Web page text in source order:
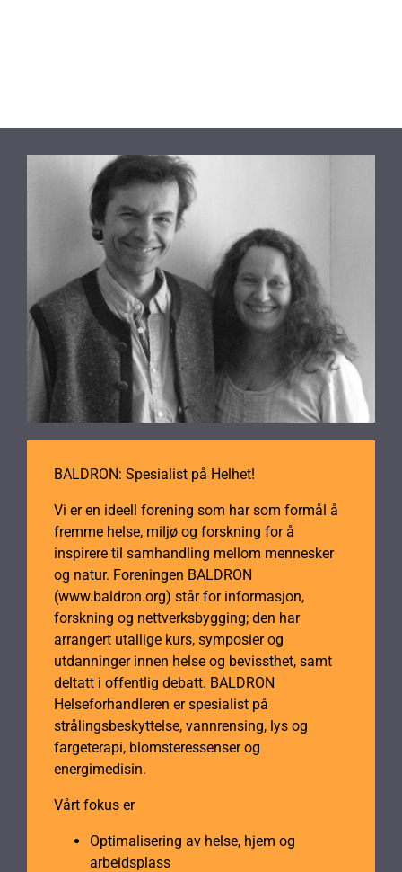
BALDRON: Spesialist på Helhet!
Vi er en ideell forening som har som formål å
fremme helse, miljø og forskning for å
inspirere til samhandling mellom mennesker
og natur. Foreningen BALDRON
(www.baldron.org) står for informasjon,
forskning og nettverksbygging; den har
arrangert utallige kurs, symposier og
utdanninger innen helse og bevissthet, samt
deltatt i offentlig debatt. BALDRON
Helseforhandleren er spesialist på
strålingsbeskyttelse, vannrensing, lys og
fargeterapi, blomsteressenser og
energimedisin.
Vårt fokus er
Optimalisering av helse, hjem og
arbeidsplass